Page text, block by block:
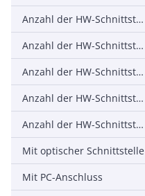
Anzahl der HW-Schnittstellen seriell RS-485
Anzahl der HW-Schnittstellen seriell TTY
Anzahl der HW-Schnittstellen USB
Anzahl der HW-Schnittstellen parallel
Anzahl der HW-Schnittstellen sonstige
Mit optischer Schnittstelle
Mit PC-Anschluss